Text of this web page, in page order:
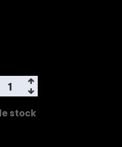
stock